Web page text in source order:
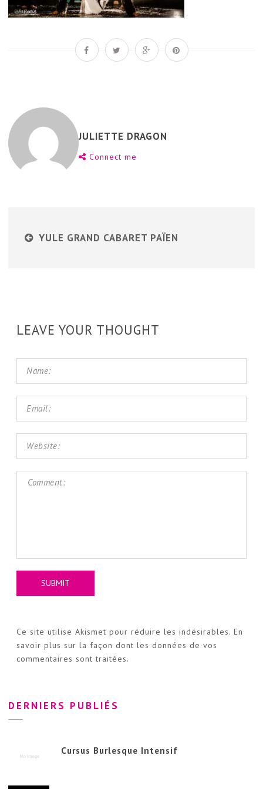
JULIETTE DRAGON
Connect me
YULE GRAND CABARET PAÏEN
LEAVE YOUR THOUGHT
Ce site utilise Akismet pour réduire les indésirables. En
savoir plus sur la façon dont les données de vos
commentaires sont traitées.
DERNIERS PUBLIÉS
Cursus Burlesque Intensif